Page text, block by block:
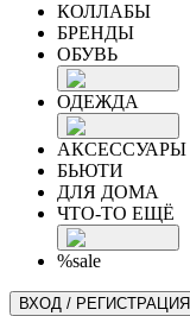
КОЛЛАБЫ
БРЕНДЫ
ОБУВЬ
ОДЕЖДА
АКСЕССУАРЫ
БЬЮТИ
ДЛЯ ДОМА
ЧТО-ТО ЕЩЁ
%sale
ВХОД / РЕГИСТРАЦИЯ